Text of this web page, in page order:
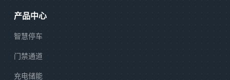
产品中心
智慧停车
门禁通道
充电储能